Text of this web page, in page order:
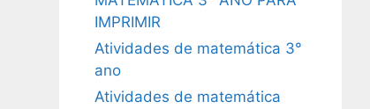
IMPRIMIR
Atividades de matemática 3°
ano
Atividades de matemática